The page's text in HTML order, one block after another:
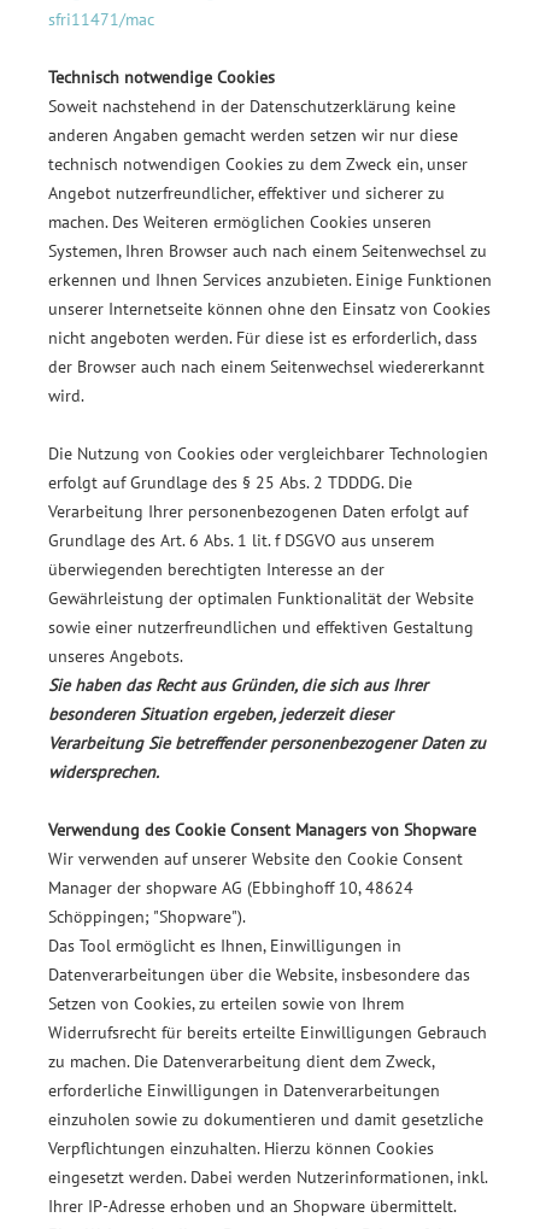
sfri11471/mac
Technisch notwendige Cookies
Soweit nachstehend in der Datenschutzerklärung keine
anderen Angaben gemacht werden setzen wir nur diese
technisch notwendigen Cookies zu dem Zweck ein, unser
Angebot nutzerfreundlicher, effektiver und sicherer zu
machen. Des Weiteren ermöglichen Cookies unseren
Systemen, Ihren Browser auch nach einem Seitenwechsel zu
erkennen und Ihnen Services anzubieten. Einige Funktionen
unserer Internetseite können ohne den Einsatz von Cookies
nicht angeboten werden. Für diese ist es erforderlich, dass
der Browser auch nach einem Seitenwechsel wiedererkannt
wird.
Die Nutzung von Cookies oder vergleichbarer Technologien
erfolgt auf Grundlage des § 25 Abs. 2 TDDDG. Die
Verarbeitung Ihrer personenbezogenen Daten erfolgt auf
Grundlage des Art. 6 Abs. 1 lit. f DSGVO aus unserem
überwiegenden berechtigten Interesse an der
Gewährleistung der optimalen Funktionalität der Website
sowie einer nutzerfreundlichen und effektiven Gestaltung
unseres Angebots.
Sie haben das Recht aus Gründen, die sich aus Ihrer
besonderen Situation ergeben, jederzeit dieser
Verarbeitung Sie betreffender personenbezogener Daten zu
widersprechen.
Verwendung des Cookie Consent Managers von Shopware
Wir verwenden auf unserer Website den Cookie Consent
Manager der shopware AG (Ebbinghoff 10, 48624
Schöppingen; "Shopware").
Das Tool ermöglicht es Ihnen, Einwilligungen in
Datenverarbeitungen über die Website, insbesondere das
Setzen von Cookies, zu erteilen sowie von Ihrem
Widerrufsrecht für bereits erteilte Einwilligungen Gebrauch
zu machen. Die Datenverarbeitung dient dem Zweck,
erforderliche Einwilligungen in Datenverarbeitungen
einzuholen sowie zu dokumentieren und damit gesetzliche
Verpflichtungen einzuhalten. Hierzu können Cookies
eingesetzt werden. Dabei werden Nutzerinformationen, inkl.
Ihrer IP-Adresse erhoben und an Shopware übermittelt.